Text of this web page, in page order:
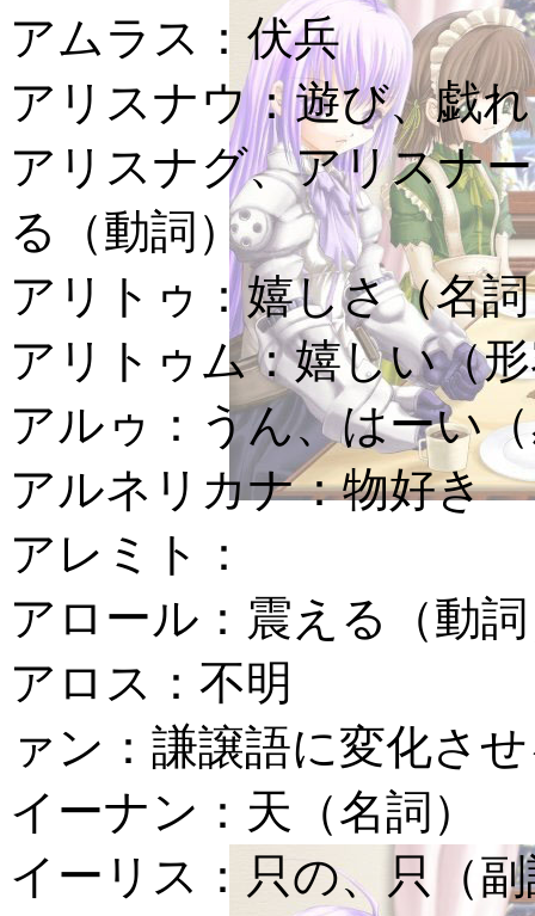
アムラス： 伏兵
アリスナウ：遊び、戯
アリスナグ、アリスナ
る（動詞）
アリトゥ：嬉しさ（名
アリトゥム：嬉しい（
アルゥ： うん、はーい
アルネリカナ：物好き
アレミト：
アロール： 震える（動
アロス： 不明
ァン： 謙譲語に変化さ
イーナン： 天（名詞）
イーリス： 只の、只（